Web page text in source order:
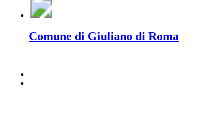
Comune di Giuliano di Roma